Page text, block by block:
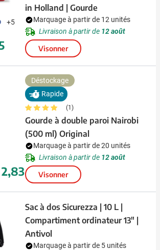
+5
in Holland | Gourde
Marquage à partir de 12 unités
Livraison à partir de 12 août
Visonner
Prix spécial
2,83
Déstockage
Rapide
(1)
Gourde à double paroi Nairobi
(500 ml) Original
Marquage à partir de 20 unités
Livraison à partir de 12 août
Visonner
Sac à dos Sicurezza | 10 L |
Compartiment ordinateur 13" |
Antivol
Marquage à partir de 5 unités